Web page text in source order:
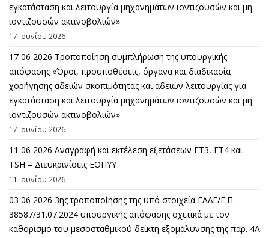
εγκατάσταση και λειτουργία μηχανημάτων ιοντιζουσών και μη
ιοντιζουσών ακτινοβολιών»
17 Ιουνίου 2026
17 06 2026 Τροποποίηση συμπλήρωση της υπουργικής
απόφασης «Όροι, προϋποθέσεις, όργανα και διαδικασία
χορήγησης αδειών σκοπιμότητας και αδειών λειτουργίας για
εγκατάσταση και λειτουργία μηχανημάτων ιοντιζουσών και μη
ιοντιζουσών ακτινοβολιών»
17 Ιουνίου 2026
11 06 2026 Αναγραφή και εκτέλεση εξετάσεων FT3, FT4 και
TSH – Διευκρινίσεις ΕΟΠΥΥ
11 Ιουνίου 2026
03 06 2026 3ης τροποποίησης της υπό στοιχεία ΕΑΛΕ/Γ.Π.
38587/31.07.2024 υπουργικής απόφασης σχετικά με τον
καθορισμό του μεσοσταθμικού δείκτη εξομάλυνσης της παρ. 4Α